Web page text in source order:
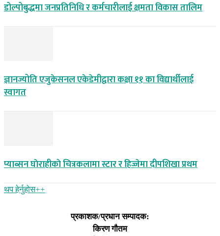
डोल्पोबुद्धमा जनप्रतिनिधि र कर्मचारीलाई क्षमता विकास तालिम
ज्ञानज्योति एजुकेसनल एकेडेमीद्वारा कक्षा ११ का विद्यार्थीलाई
स्वागत
प्याब्सन घाेराहीकाे चित्रकलामा स्टार र हिज्जेमा दीपशिखा प्रथम
थप हेर्नुहोस‌++
प्रकाशक/प्रधान सम्पादक:
किरण गौतम